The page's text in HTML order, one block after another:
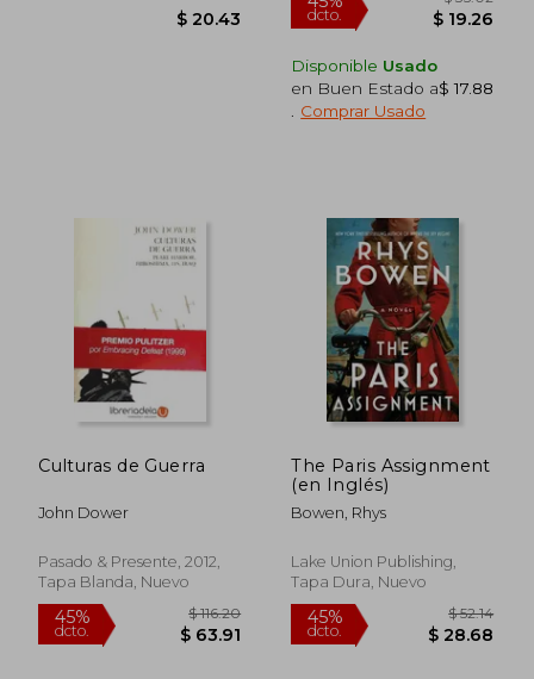
$ 20.43
45%
dcto.
Disponible Usado
en Buen Estado a$ 17.88
Comprar Usado
Culturas de Guerra
John Dower
Pasado & Presente, 2012,
Tapa Blanda, Nuevo
The Paris Assignment
(en Inglés)
Bowen, Rhys
Lake Union Publishing,
Tapa Dura, Nuevo